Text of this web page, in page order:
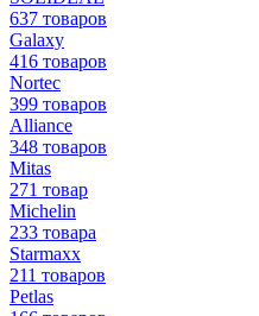
637 товаров
Galaxy
416 товаров
Nortec
399 товаров
Alliance
348 товаров
Mitas
271 товар
Michelin
233 товара
Starmaxx
211 товаров
Petlas